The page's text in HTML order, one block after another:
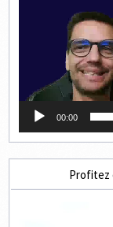
00:00
Profitez